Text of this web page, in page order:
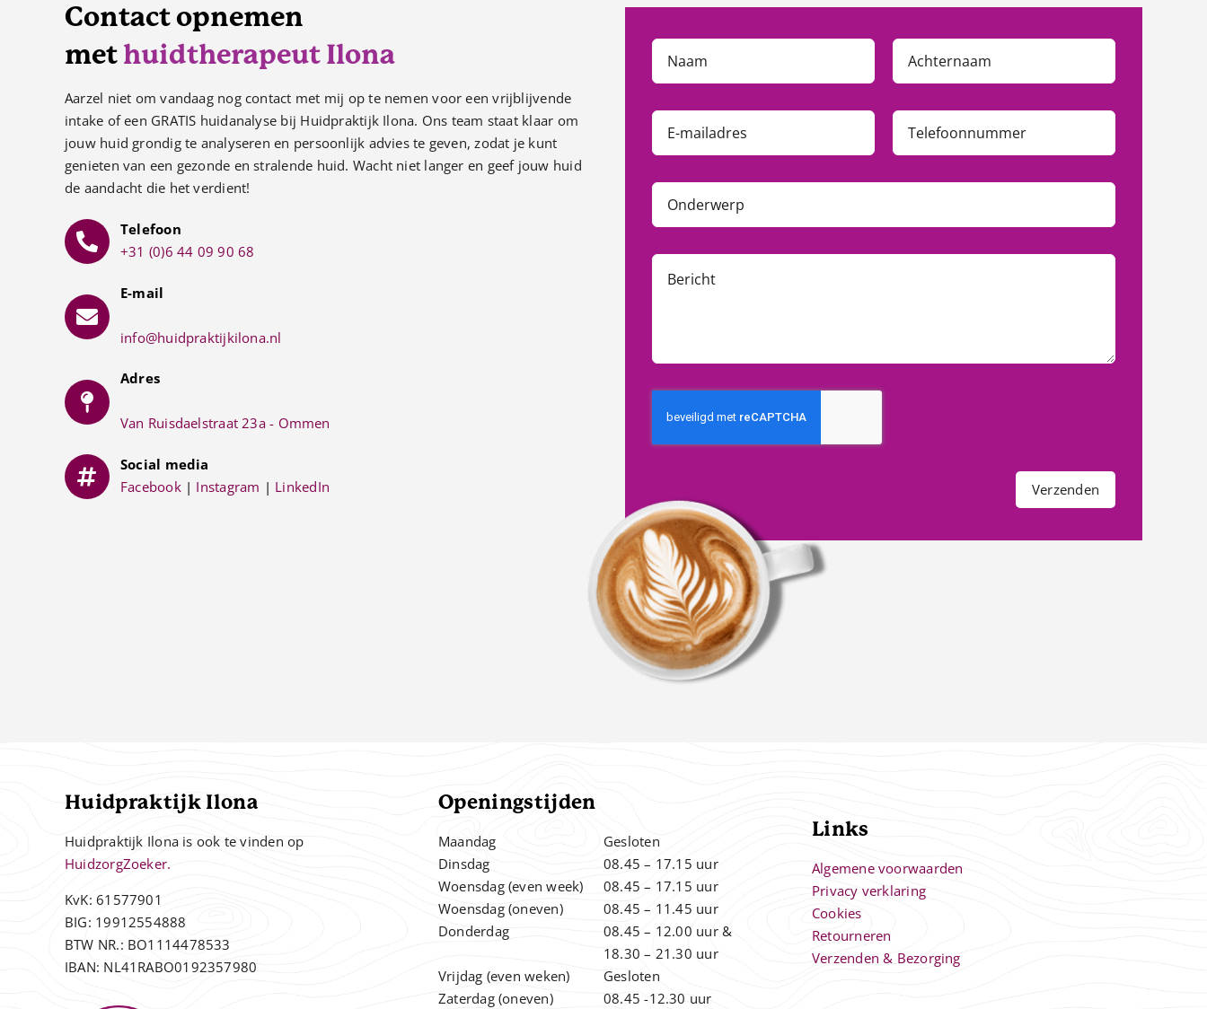
Contact opnemen
methuidtherapeut Ilona
Aarzel niet om vandaag nog contact met mij op te nemen voor een vrijblijvende
intake of een GRATIS huidanalyse bij Huidpraktijk Ilona. Ons team staat klaar om
jouw huid grondig te analyseren en persoonlijk advies te geven, zodat je kunt
genieten van een gezonde en stralende huid. Wacht niet langer en geef jouw huid
de aandacht die het verdient!
Telefoon
+31 (0)6 44 09 90 68
E-mail
info@huidpraktijkilona.nl
Adres
Van Ruisdaelstraat 23a - Ommen
Social media
Facebook| Instagram | LinkedIn Verzenden
Huidpraktijk Ilona
Huidpraktijk Ilona is ook te vinden op
HuidzorgZoeker.
KvK: 61577901
BIG: 19912554888
BTW NR.: BO1114478533
IBAN: NL41RABO0192357980
Openingstijden
Maandag
Dinsdag
Woensdag (even week)
Woensdag (oneven)
Donderdag
Vrijdag (even weken)
Zaterdag (oneven)
Gesloten
08.45 – 17.15 uur
08.45 – 17.15 uur
08.45 – 11.45 uur
08.45 – 12.00 uur &
18.30 – 21.30 uur
Gesloten
08.45 -12.30 uur
Links
Algemene voorwaarden
Privacy verklaring
Cookies
Retourneren
Verzenden & Bezorging